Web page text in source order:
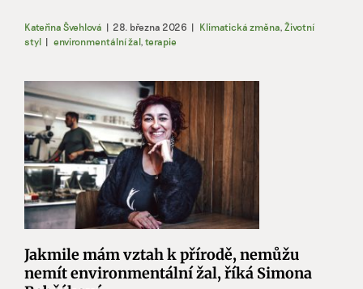
Kateřina Švehlová | 28. března 2026 | Klimatická změna, Životní
styl | environmentální žal, terapie
Jakmile mám vztah k přírodě, nemůžu
nemít environmentální žal, říká Simona